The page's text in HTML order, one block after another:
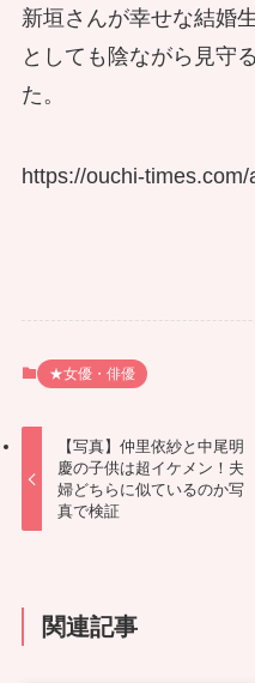
新垣さんが幸せな結婚
としても陰ながら見守
た。
https://ouchi-
★女優・俳優
【写真】仲里依紗と中尾明
慶の子供は超イケメン！夫
婦どちらに似ているのか写
真で検証
関連記事